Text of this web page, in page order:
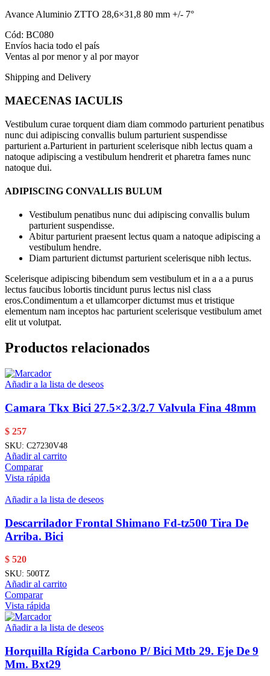
Avance Aluminio ZTTO 28,6×31,8 80 mm +/- 7°
Cód: BC080
Envíos hacia todo el país
Ventas al por menor y al por mayor
Shipping and Delivery
MAECENAS IACULIS
Vestibulum curae torquent diam diam commodo parturient penatibus
nunc dui adipiscing convallis bulum parturient suspendisse
parturient a.Parturient in parturient scelerisque nibh lectus quam a
natoque adipiscing a vestibulum hendrerit et pharetra fames nunc
natoque dui.
ADIPISCING CONVALLIS BULUM
Vestibulum penatibus nunc dui adipiscing convallis bulum
parturient suspendisse.
Abitur parturient praesent lectus quam a natoque adipiscing a
vestibulum hendre.
Diam parturient dictumst parturient scelerisque nibh lectus.
Scelerisque adipiscing bibendum sem vestibulum et in a a a purus
lectus faucibus lobortis tincidunt purus lectus nisl class
eros.Condimentum a et ullamcorper dictumst mus et tristique
elementum nam inceptos hac parturient scelerisque vestibulum amet
elit ut volutpat.
Productos relacionados
Añadir a la lista de deseos
Camara Tkx Bici 27.5×2.3/2.7 Valvula Fina 48mm
$ 257
SKU: C27230V48
Añadir al carrito
Comparar
Vista rápida
Añadir a la lista de deseos
Descarrilador Frontal Shimano Fd-tz500 Tira De
Arriba. Bici
$ 520
SKU: 500TZ
Añadir al carrito
Comparar
Vista rápida
Añadir a la lista de deseos
Horquilla Rígida Carbono P/ Bici Mtb 29. Eje De 9
Mm. Bxt29